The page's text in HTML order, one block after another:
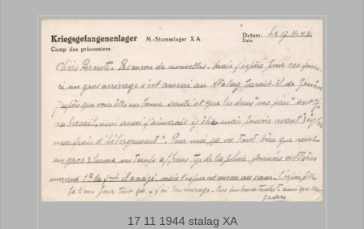
17 11 1944 stalag XA